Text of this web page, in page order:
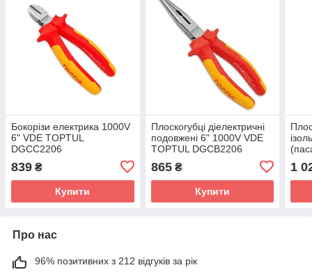
Бокорізи електрика 1000V
6" VDE TOPTUL
DGCC2206
839 ₴
Купити
Плоскогубці діелектричні
подовжені 6" 1000V VDE
TOPTUL DGCB2206
865₴
Купити
1
Про нас
96% позитивних з 212 відгуків за рік